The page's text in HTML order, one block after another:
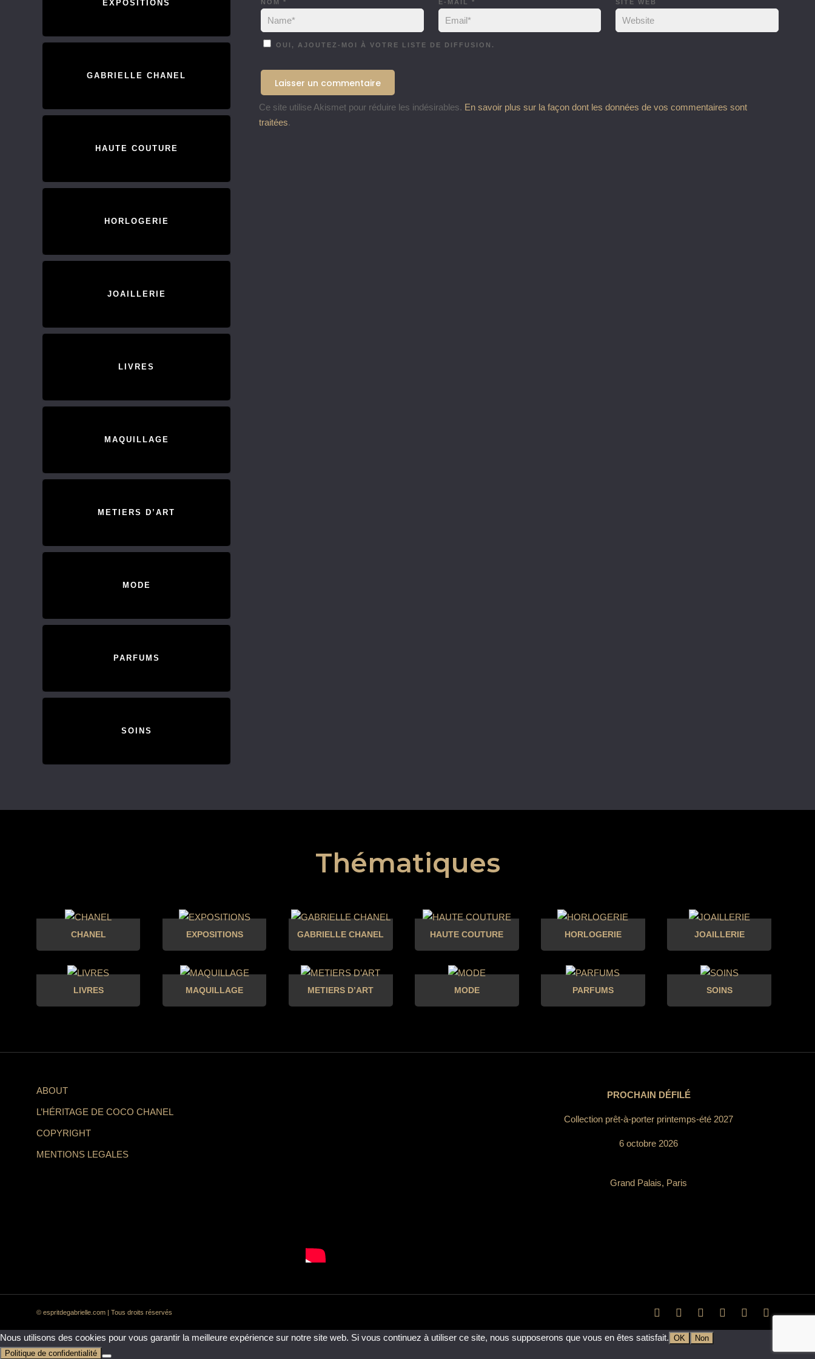
NOM * E-MAIL * SITE WEB
OUI, AJOUTEZ-MOI À VOTRE LISTE DE DIFFUSION.
Ce site utilise Akismet pour réduire les indésirables. En savoir plus sur la façon dont les données de vos commentaires sont
traitées.
EXPOSITIONS
GABRIELLE CHANEL
HAUTE COUTURE
HORLOGERIE
JOAILLERIE
LIVRES
MAQUILLAGE
METIERS D’ART
MODE
PARFUMS
SOINS
Thématiques
CHANEL EXPOSITIONS GABRIELLE CHANEL HAUTE COUTURE HORLOGERIE JOAILLERIE
LIVRES MAQUILLAGE METIERS D’ART MODE PARFUMS SOINS
ABOUT
L’HÉRITAGE DE COCO CHANEL
COPYRIGHT
MENTIONS LEGALES
PROCHAIN DÉFILÉ
Collection prêt-à-porter printemps-été 2027
6 octobre 2026
Grand Palais, Paris
© espritdegabrielle.com | Tous droits réservés
Nous utilisons des cookies pour vous garantir la meilleure expérience sur notre site web. Si vous continuez à utiliser ce site, nous supposerons que vous en êtes satisfait. OK
Non
Politique de confidentialité